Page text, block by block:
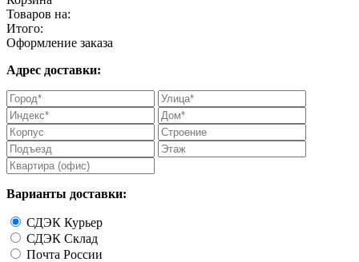
Товаров на:
Итого:
Оформление заказа
Адрес доставки:
Варианты доставки:
СДЭК Курьер
СДЭК Склад
Почта России